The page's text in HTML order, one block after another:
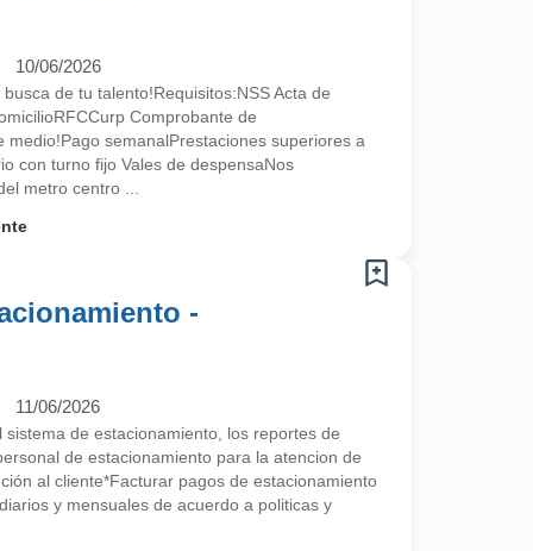
10/06/2026
de tu talento!Requisitos:NSS Acta de
Comprobante de
medio!Pago semanalPrestaciones superiores a
con turno fijo Vales de despensaNos
metro centro ...
-
11/06/2026
de estacionamiento, los reportes de
de estacionamiento para la atencion de
al cliente*Facturar pagos de estacionamiento
y mensuales de acuerdo a politicas y